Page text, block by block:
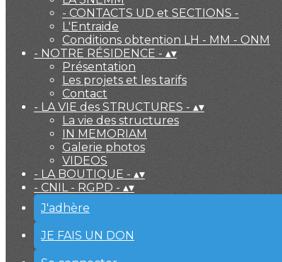
- CONTACTS UD et SECTIONS -
L'Entraide
Conditions obtention LH - MM - ONM
- NOTRE RÉSIDENCE - ▴▾
Présentation
Les projets et les tarifs
Contact
- LA VIE des STRUCTURES - ▴▾
La vie des structures
IN MEMORIAM
Galerie photos
VIDEOS
- LA BOUTIQUE - ▴▾
- CNIL - RGPD - ▴▾
J'adhère
JE FAIS UN DON